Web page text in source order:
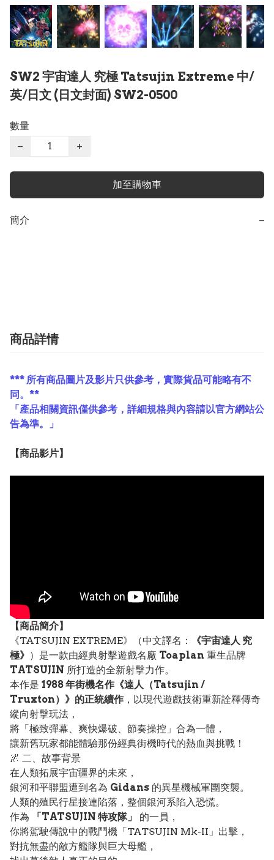
SW2 宇宙達人 究極 Tatsujin Extreme 中/
英/日文 (日文封面) SW2-0500
數量
−
+
加至購物車
簡介 −
商品詳情
*** 所有商品圖片及影片只供參考，實際貨品可能略有不
同。**
「產品相關資訊僅供參考，詳細規格與內容請以官方網站公
告為準。」
【商品影片】
【商品簡介】
《TATSUJIN EXTREME》（中文譯名：
《宇宙達人 究
極》 ）是一款由經典射擊遊戲名廠 Toaplan 重生品牌
TATSUJIN 所打造的全新射擊力作。
本作是 1988 年街機名作《達人（Tatsujin /
Truxton）》的正統續作 ，以現代遊戲技術重新詮釋傳奇
縱向射擊玩法，
將「極致彈幕、爽快爆破、節奏操控」合為一體，
讓新舊玩家都能體驗那份經典街機時代的熱血與挑戰！
🌌 二、故事背景
在人類拓展宇宙疆界的未來，
銀河和平聯盟遭到名為 Gidans 的異星機械軍團突襲。
人類的殖民行星接連陷落，整個銀河系陷入恐慌。
作為
「TATSUJIN 特攻隊」
的一員，
你將駕駛傳說中的戰鬥機「TATSUJIN Mk-II」出擊，
對抗無盡的敵方艦隊與巨大母艦，